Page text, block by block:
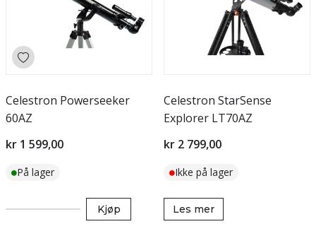
Celestron Powerseeker
60AZ
kr 1 599,00
På lager
Kjøp
Celestron StarSense
Explorer LT70AZ
kr 2 799,00
Ikke på lager
Les mer